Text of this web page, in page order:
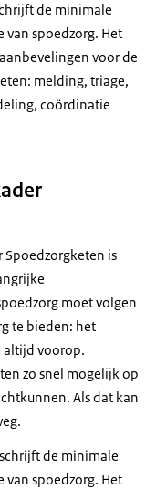
de minimale
van spoedzorg. Het
voor de
melding, triage,
coördinatie
is
moet volgen
te bieden: het
altijd voorop.
zo snel mogelijk op
Als dat kan
de minimale
van spoedzorg. Het